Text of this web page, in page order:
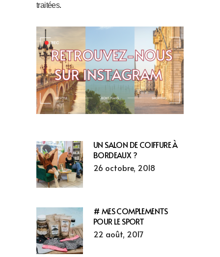
traitées.
UN SALON DE COIFFURE À
BORDEAUX ?
26 octobre, 2018
# MES COMPLEMENTS
POUR LE SPORT
22 août, 2017